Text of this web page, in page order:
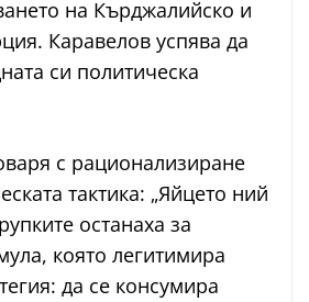
на Кърджалийско и
Каравелов успява да
си политическа
с рационализиране
тактика: „Яйцето ний
останаха за
която легитимира
да се консумира